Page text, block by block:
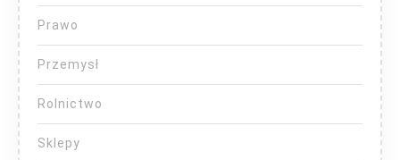
Prawo
Przemysł
Rolnictwo
Sklepy